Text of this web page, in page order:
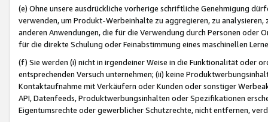
(e) Ohne unsere ausdrückliche vorherige schriftliche Genehmigung
verwenden, um Produkt-Werbeinhalte zu aggregieren, zu
anderen Anwendungen, die für die Verwendung durch Personen
für die direkte Schulung oder Feinabstimmung eines maschinellen
(f) Sie werden (i) nicht in irgendeiner Weise in die Funktionalität oder
entsprechenden Versuch unternehmen; (ii) keine
Kontaktaufnahme mit Verkäufern oder Kunden oder sonstiger
API, Datenfeeds, Produktwerbungsinhalten oder Spezifikationen
Eigentumsrechte oder gewerblicher Schutzrechte, nicht entfernen,